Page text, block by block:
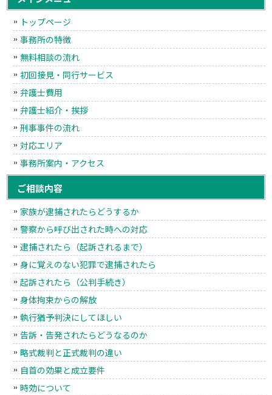
トップページ
事務所の特徴
無料相談の流れ
初回接見・同行サービス
弁護士費用
弁護士紹介・挨拶
刑事事件の流れ
対応エリア
事務所案内・アクセス
ご相談内容
家族が逮捕されたらどうするか
警察から呼び出された時への対応
逮捕されたら（起訴されるまで）
身に覚えのない犯罪で逮捕されたら
起訴されたら（公判手続き）
身体拘束からの解放
執行猶予判決にしてほしい
告訴・告発されたらどうなるのか
略式裁判と正式裁判の違い
自首の効果と成立要件
時効について